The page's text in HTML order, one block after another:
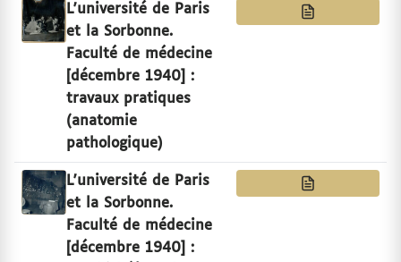
L'université de Paris
et la Sorbonne.
Faculté de médecine
[décembre 1940] :
travaux pratiques
(anatomie
pathologique)
L'université de Paris
et la Sorbonne.
Faculté de médecine
[décembre 1940] :